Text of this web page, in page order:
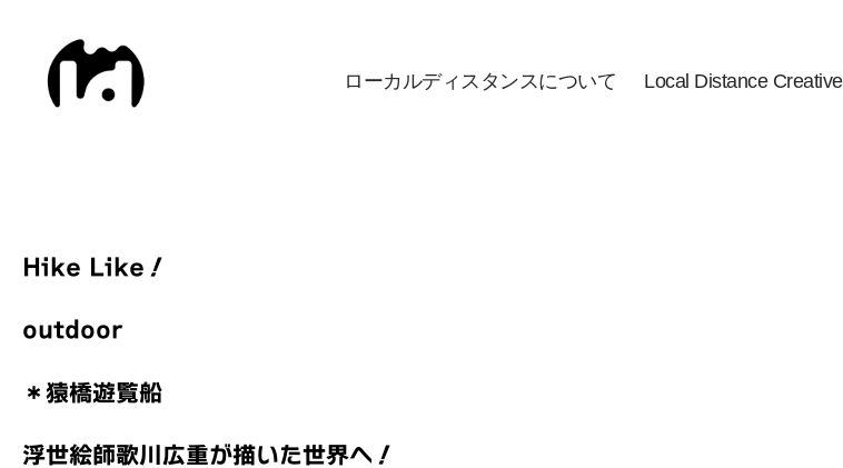
ローカルディスタンスについて Local Distance Creative
Hike Like！
outdoor
＊猿橋遊覧船
浮世絵師歌川広重が描いた世界へ！